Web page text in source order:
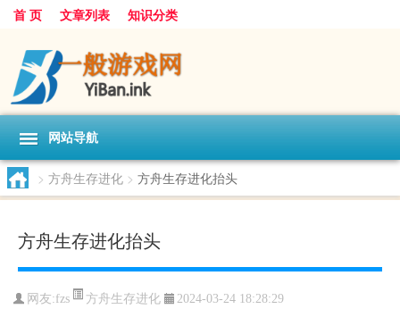
首 页 文章列表 知识分类
网站导航
> 方舟生存进化 > 方舟生存进化抬头
方舟生存进化抬头
网友:fzs 方舟生存进化 2024-03-24 18:28:29